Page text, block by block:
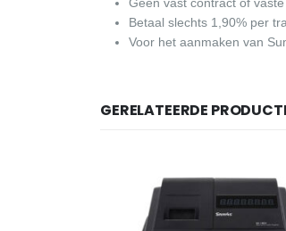
Betaal slechts 1,90% per
Voor het aanmaken van
GERELATEERDE